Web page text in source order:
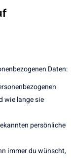
Daten:
wie lange sie
persönliche
immer du wünscht,